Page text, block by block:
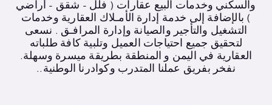
والسكني وخدمات البيع عقارات ( فلل – شقق – أراضي
) بالإضافة إلى خدمة إدارة الأمـلاك العقارية وخدمات
التشغيل والتأجير والصيانة وإدارة المرافـق . نسعى
لتحقيق جميع احتياجات العميل وتلبية كافة طلباته
العقارية في اليمن و المنطقة بطريقة ميسرة وسهلة.
نفخر بفريق عملنا المتدرب وكوادرنا الوطنية..